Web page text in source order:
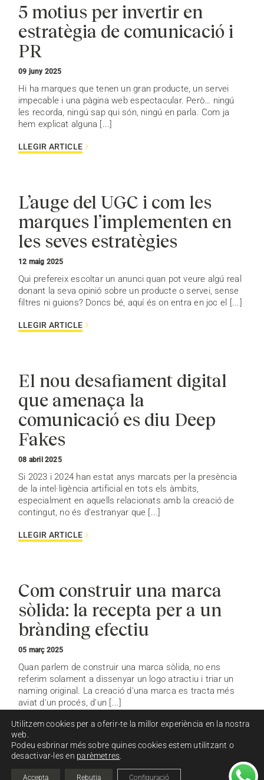
5 motius per invertir en
estratègia de comunicació i
PR
09 juny 2025
Hi ha marques que tenen un gran producte, un servei
impecable i una pàgina web espectacular. Però… ningú
les recorda, ningú sap qui són, ningú en parla. Com ja
hem explicat alguna [...]
LLEGIR ARTICLE
L’auge del UGC i com les
marques l’implementen en
les seves estratègies
12 maig 2025
Qui prefereix escoltar un anunci quan pot veure algú real
donant la seva opinió sobre un producte o servei, sense
filtres ni guions? Doncs bé, aquí és on entra en joc el [...]
LLEGIR ARTICLE
El nou desafiament digital
que amenaça la
comunicació es diu Deep
Fakes
08 abril 2025
Si 2023 i 2024 han estat anys marcats per la presència
de la intel·ligència artificial en tots els àmbits,
especialment en aquells relacionats amb la creació de
contingut, no és d'estranyar que [...]
LLEGIR ARTICLE
Com construir una marca
sòlida: la recepta per a un
brànding efectiu
05 març 2025
Quan parlem de construir una marca sòlida, no ens
referim solament a dissenyar un logo atractiu i triar un
naming original. La creació d'una marca es tracta més
aviat d'un procés, d'un [...]
LLEGIR ARTICLE
Utilitzem cookies per a oferir-te la millor experiència en la nostra
web.
Podeu esbrinar més sobre quines cookies estem utilitzant o
desactivar-les en parèmetres
Accepta Rebutja Configuració